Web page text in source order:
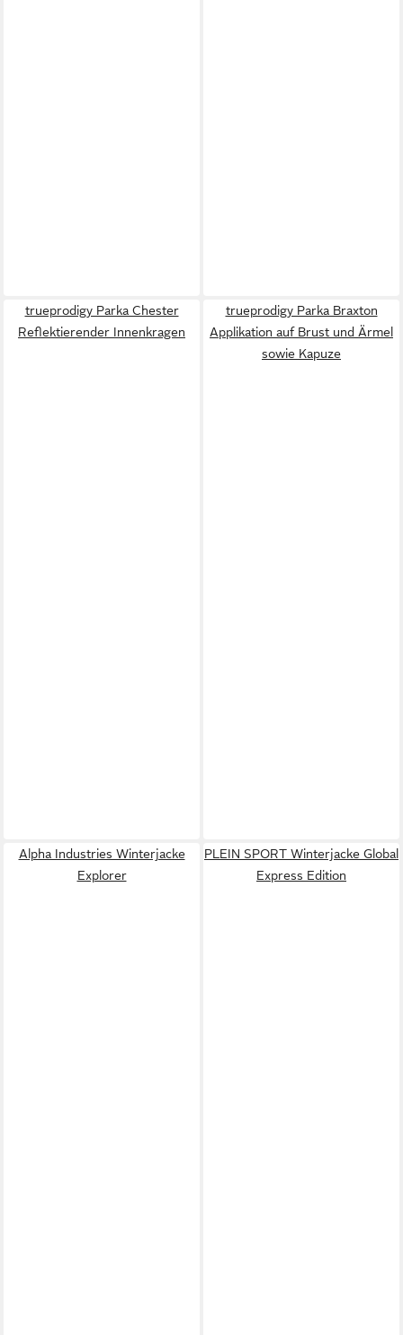
trueprodigy Parka Chester
Reflektierender Innenkragen
trueprodigy Parka Braxton
Applikation auf Brust und Ärmel
sowie Kapuze
Alpha Industries Winterjacke
Explorer
PLEIN SPORT Winterjacke Global
Express Edition